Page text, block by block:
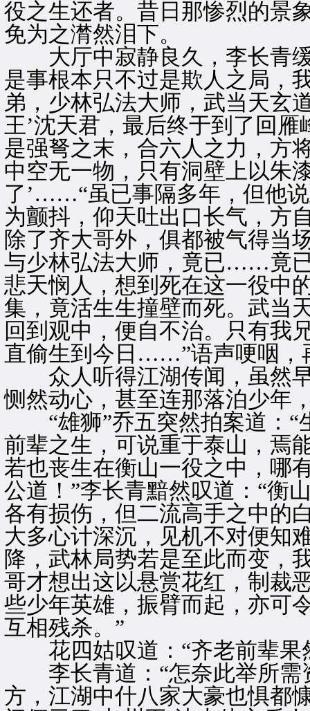
役之生还者。昔日那惨烈的景
免为之潸然泪下。
大厅中寂静良久，李长青缓
是事根本只不过是欺人之局，
弟，少林弘法大师，武当天玄
王’沈天君，最后终于到了回
是强弩之末，合六人之力，方
中空无一物，只有洞壁上以朱
了’……“虽已事隔多年，但他
为颤抖，仰天吐出口长气，方
除了齐大哥外，俱都被气得当
与少林弘法大师，竟已……竟
悲天悯人，想到死在这一役中
集，竟活生生撞壁而死。武当
回到观中，便自不治。只有
直偷生到今日……”语声哽咽，
众人听得江湖传闻，虽然早
恻然动心，甚至连那落泊少年
“雄狮”乔五突然拍案道：“
前辈之生，可说重于泰山，焉
若也丧生在衡山一役之中，哪
公道！”李长青黯然叹道：“衡
各有损伤，但二流高手之中的
大多心计深沉，见机不对便知
降，武林局势若是至此而变，
哥才想出这以悬赏花红，制裁
些少年英雄，振臂而起，亦可
互相残杀。”
花四姑叹道：“齐老前辈果
李长青道：“怎奈此举所需
方，江湖中什八家大豪也惧都